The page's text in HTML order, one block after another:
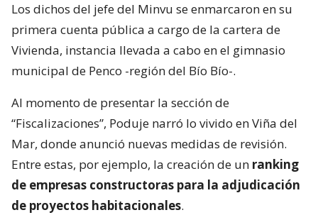
Los dichos del jefe del Minvu se enmarcaron en su
primera cuenta pública a cargo de la cartera de
Vivienda, instancia llevada a cabo en el gimnasio
municipal de Penco -región del Bío Bío-.
Al momento de presentar la sección de
“Fiscalizaciones”, Poduje narró lo vivido en Viña del
Mar, donde anunció nuevas medidas de revisión.
Entre estas, por ejemplo, la creación de un ranking
de empresas constructoras para la adjudicación
de proyectos habitacionales.